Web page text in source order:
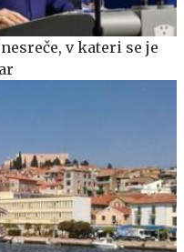
v kateri se je